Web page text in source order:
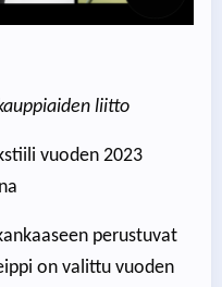
liitto
vuoden 2023
perustuvat
on valittu vuoden